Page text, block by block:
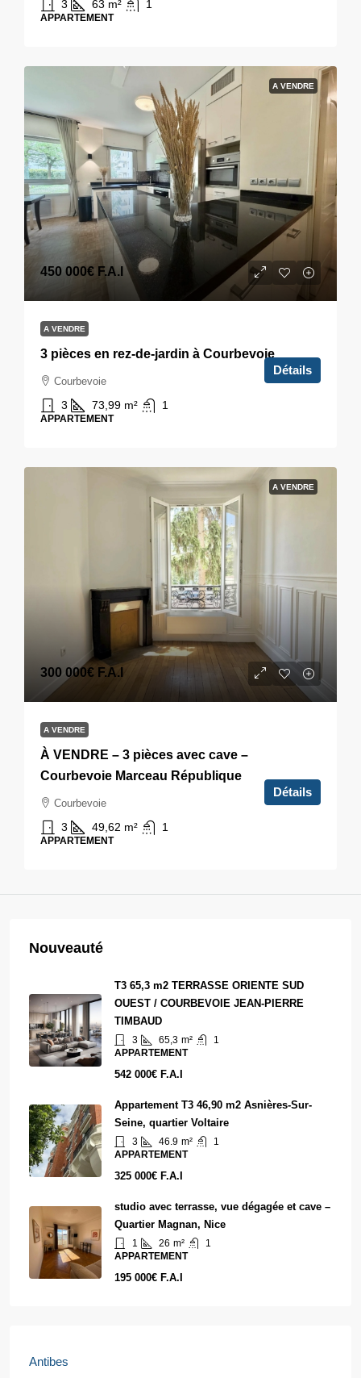
3 63 m² 1
APPARTEMENT
A VENDRE
450 000€ F.A.I
A VENDRE
3 pièces en rez-de-jardin à Courbevoie
Courbevoie
3 73,99 m² 1
APPARTEMENT
Détails
A VENDRE
300 000€ F.A.I
A VENDRE
À VENDRE – 3 pièces avec cave –
Courbevoie Marceau République
Courbevoie
3 49,62 m² 1
APPARTEMENT
Détails
Nouveauté
T3 65,3 m2 TERRASSE ORIENTE SUD
OUEST / COURBEVOIE JEAN-PIERRE
TIMBAUD
3 65,3 m²
1
APPARTEMENT
542 000€ F.A.I
Appartement T3 46,90 m2 Asnières-Sur-
Seine, quartier Voltaire
3 46.9 m²
1
APPARTEMENT
325 000€ F.A.I
studio avec terrasse, vue dégagée et cave –
Quartier Magnan, Nice
1 26 m²
1
APPARTEMENT
195 000€ F.A.I
Antibes